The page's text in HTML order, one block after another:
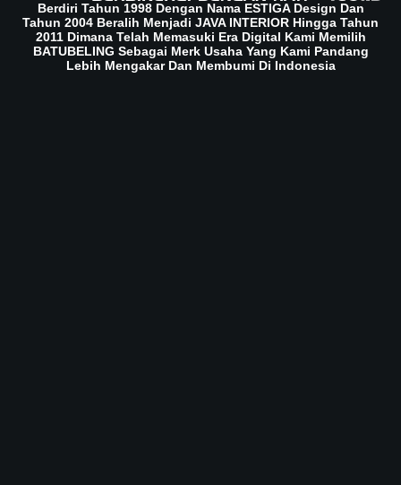
Berdiri Tahun 1998 Dengan Nama ESTIGA Design Dan
Tahun 2004 Beralih Menjadi JAVA INTERIOR Hingga Tahun
2011 Dimana Telah Memasuki Era Digital Kami Memilih
BATUBELING Sebagai Merk Usaha Yang Kami Pandang
Lebih Mengakar Dan Membumi Di Indonesia